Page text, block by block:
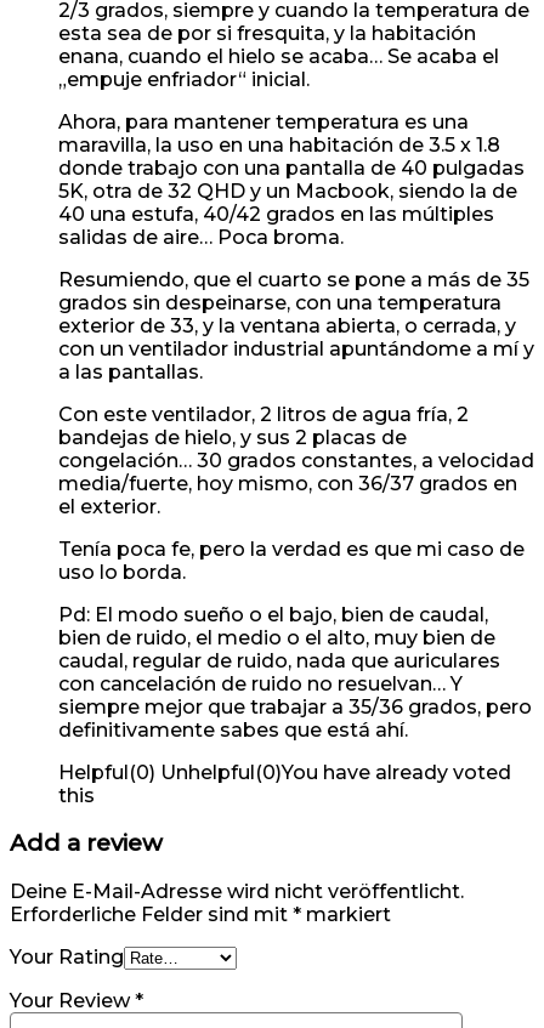
2/3 grados, siempre y cuando la temperatura de
esta sea de por si fresquita, y la habitación
enana, cuando el hielo se acaba… Se acaba el
„empuje enfriador“ inicial.
Ahora, para mantener temperatura es una
maravilla, la uso en una habitación de 3.5 x 1.8
donde trabajo con una pantalla de 40 pulgadas
5K, otra de 32 QHD y un Macbook, siendo la de
40 una estufa, 40/42 grados en las múltiples
salidas de aire… Poca broma.
Resumiendo, que el cuarto se pone a más de 35
grados sin despeinarse, con una temperatura
exterior de 33, y la ventana abierta, o cerrada, y
con un ventilador industrial apuntándome a mí y
a las pantallas.
Con este ventilador, 2 litros de agua fría, 2
bandejas de hielo, y sus 2 placas de
congelación… 30 grados constantes, a velocidad
media/fuerte, hoy mismo, con 36/37 grados en
el exterior.
Tenía poca fe, pero la verdad es que mi caso de
uso lo borda.
Pd: El modo sueño o el bajo, bien de caudal,
bien de ruido, el medio o el alto, muy bien de
caudal, regular de ruido, nada que auriculares
con cancelación de ruido no resuelvan… Y
siempre mejor que trabajar a 35/36 grados, pero
definitivamente sabes que está ahí.
Helpful(0) Unhelpful(0)You have already voted
this
Add a review
Deine E-Mail-Adresse wird nicht veröffentlicht.
Erforderliche Felder sind mit * markiert
Your Rating
Your Review*